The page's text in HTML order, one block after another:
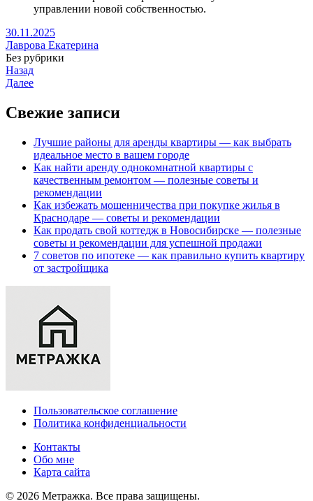
управлении новой собственностью.
30.11.2025
Лаврова Екатерина
Без рубрики
Назад
Далее
Свежие записи
Лучшие районы для аренды квартиры — как выбрать
идеальное место в вашем городе
Как найти аренду однокомнатной квартиры с
качественным ремонтом — полезные советы и
рекомендации
Как избежать мошенничества при покупке жилья в
Краснодаре — советы и рекомендации
Как продать свой коттедж в Новосибирске — полезные
советы и рекомендации для успешной продажи
7 советов по ипотеке — как правильно купить квартиру
от застройщика
Пользовательское соглашение
Политика конфиденциальности
Контакты
Обо мне
Карта сайта
© 2026 Метражка. Все права защищены.